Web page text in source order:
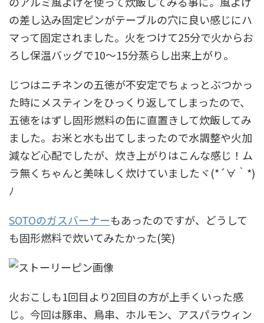
の差し込み固定ピンがテーブルの穴に良い感じにハ
マって固定されました。火をつけて25分で火からお
ろし保温バッグで10～15分蒸らし出来上がり。
じつはニチネンの五徳が不安定でちょっとぶつかっ
た時にメスティンをひっくり返してしまったので、
五徳をはずし固形燃料の缶に直置きして炊飯してみ
ました。お米と水も出てしまったので水調整や火加
減など心配でしたが、炊き上がりはこんな感じ！ム
ラ無くちゃんと美味しく炊けていましたヾ(*´∀｀*)
ﾉ
SOTOのガスバーナーもあったのですが、どうして
も固形燃料で炊いてみたかった(笑)
火おこしも1回目より2回目の方が上手くいった感
じ。今回は豚串、鳥串、ホルモン、アスパラウィン